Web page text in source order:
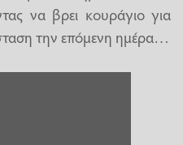
να βρει κουράγιο για
την επόμενη ημέρα…